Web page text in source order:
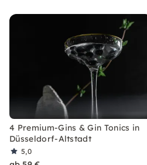
4 Premium-Gins & Gin Tonics in
Düsseldorf-Altstadt
5,0